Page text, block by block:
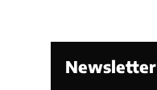
Newsletter